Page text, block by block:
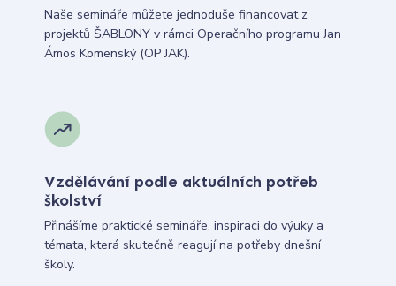
Naše semináře můžete jednoduše financovat z
projektů ŠABLONY v rámci Operačního programu Jan
Ámos Komenský (OP JAK).
Vzdělávání podle aktuálních potřeb
školství
Přinášíme praktické semináře, inspiraci do výuky a
témata, která skutečně reagují na potřeby dnešní
školy.